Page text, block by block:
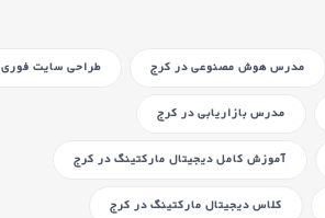
مدرس هوش مصنوعیدر کرج طراحی سایت فوری
مدرس بازاریابیدر کرج
آموزش کامل دیجیتال مارکتینگدر کرج
کلاس دیجیتال مارکتینگدر کرج